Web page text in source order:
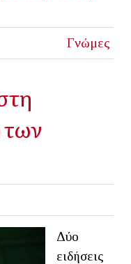
Γνώμες
των
Δύο
ειδήσεις